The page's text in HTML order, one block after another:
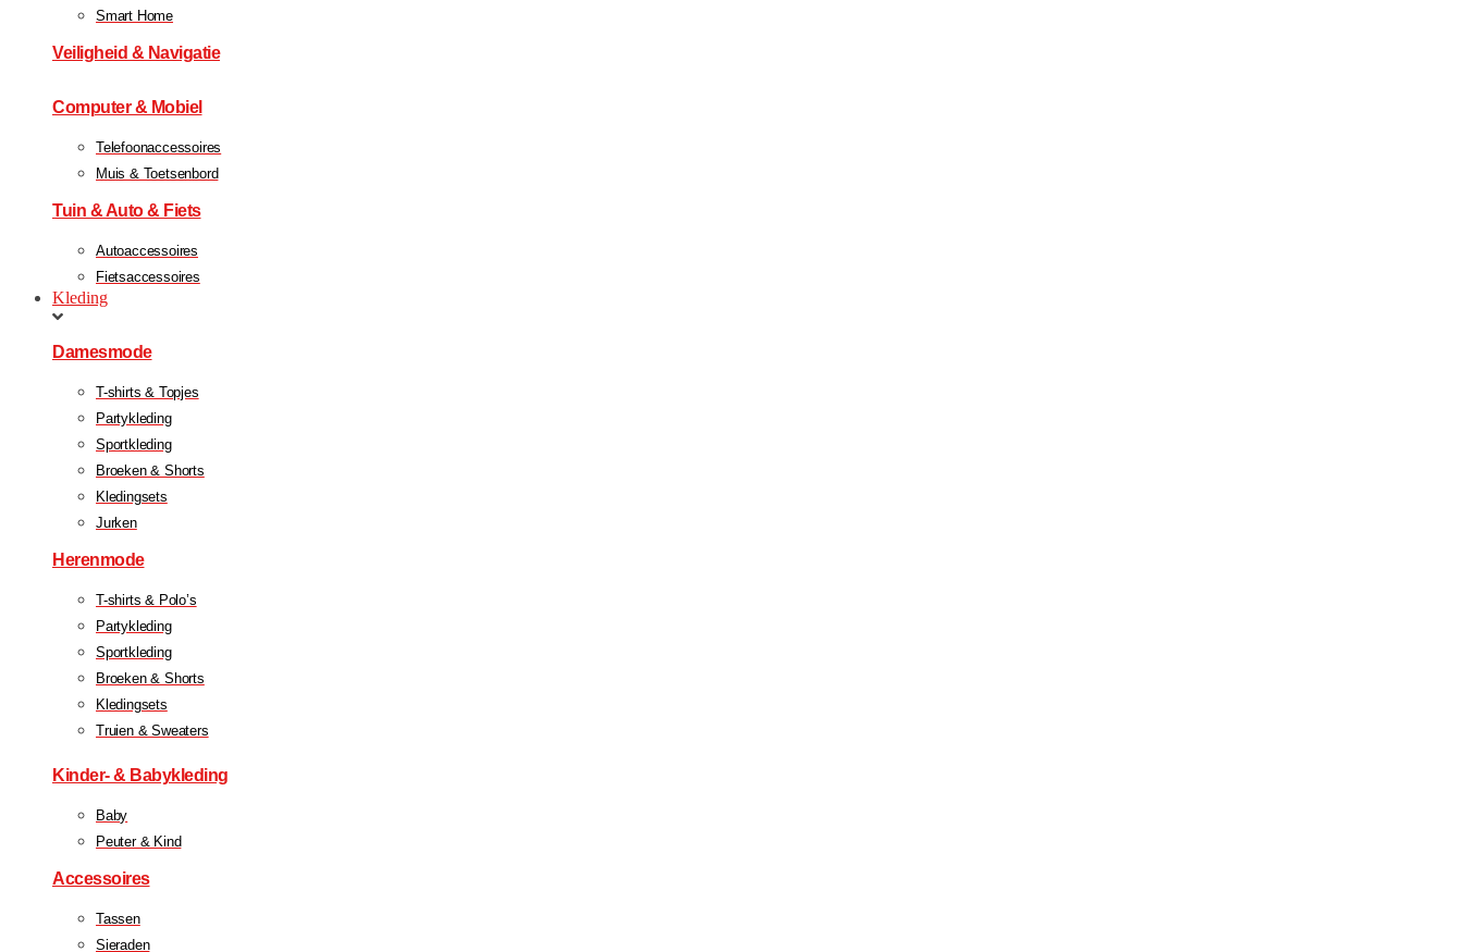
Smart Home
Veiligheid & Navigatie
Computer & Mobiel
Telefoonaccessoires
Muis & Toetsenbord
Tuin & Auto & Fiets
Autoaccessoires
Fietsaccessoires
Kleding
Damesmode
T-shirts & Topjes
Partykleding
Sportkleding
Broeken & Shorts
Kledingsets
Jurken
Herenmode
T-shirts & Polo’s
Partykleding
Sportkleding
Broeken & Shorts
Kledingsets
Truien & Sweaters
Kinder- & Babykleding
Baby
Peuter & Kind
Accessoires
Tassen
Sieraden